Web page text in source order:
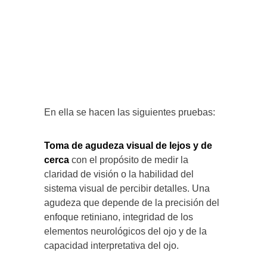
En ella se hacen las siguientes pruebas:
Toma de agudeza visual de lejos y de
cerca con el propósito de medir la
claridad de visión o la habilidad del
sistema visual de percibir detalles. Una
agudeza que depende de la precisión del
enfoque retiniano, integridad de los
elementos neurológicos del ojo y de la
capacidad interpretativa del ojo.